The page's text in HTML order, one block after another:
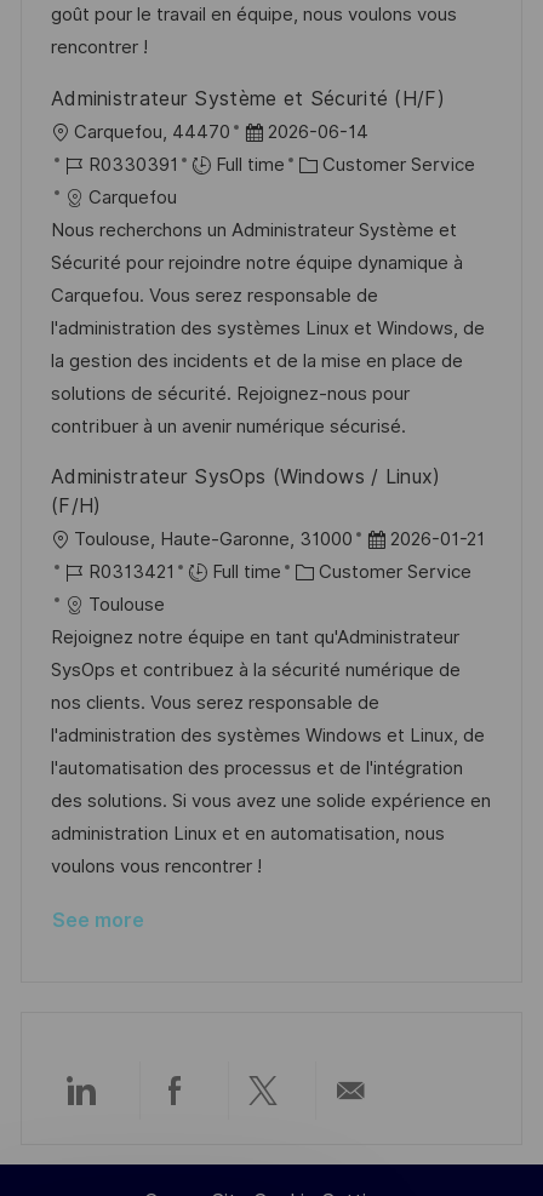
n D
a
e
o
r
goût pour le travail en équipe, nous voulons vous
rencontrer !
Administrateur Système et Sécurité (H/F)
L
o
c
a
t
i
o
n
Carquefou, 44470
P
o
t
e
d
D
a
t
e
2026-06-14
J
o
b
I
d
R0330391 Full time
C
t
e
g
o
r
y
Customer Service
Carquefou
Nous recherchons un Administrateur Système et
Sécurité pour rejoindre notre équipe dynamique à
Carquefou. Vous serez responsable de
l'administration des systèmes Linux et Windows, de
la gestion des incidents et de la mise en place de
solutions de sécurité. Rejoignez-nous pour
contribuer à un avenir numérique sécurisé.
Administrateur SysOps (Windows / Linux)
(F/H)
L
o
c
a
t
i
o
n
Toulouse, Haute-Garonne, 31000
P
o
t
e
d
D
a
t
e
2026-01-21
J
o
b
I
d
R0313421 Full time
C
t
e
g
o
r
y
Customer Service
Toulouse
Rejoignez notre équipe en tant qu'Administrateur
SysOps et contribuez à la sécurité numérique de
nos clients. Vous serez responsable de
l'administration des systèmes Windows et Linux, de
l'automatisation des processus et de l'intégration
des solutions. Si vous avez une solide expérience en
administration Linux et en automatisation, nous
voulons vous rencontrer !
See more
Share
via
Share
via
Share
via
via